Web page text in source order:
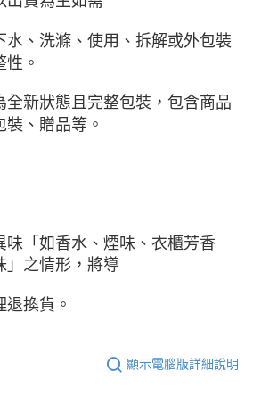
水、洗滌、使用、拆解或外包裝
。
新狀態且完整包裝，包含商品
、贈品等。
味「如香水、煙味、衣櫃芳香
」之情形，將導
換貨。
顯示電腦版詳細說明